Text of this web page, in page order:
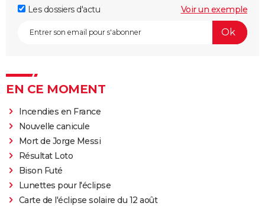
Les dossiers d'actu
Voir un exemple
EN CE MOMENT
Incendies en France
Nouvelle canicule
Mort de Jorge Messi
Résultat Loto
Bison Futé
Lunettes pour l'éclipse
Carte de l'éclipse solaire du 12 août